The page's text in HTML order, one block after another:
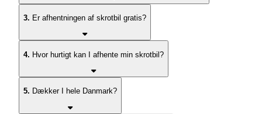
3. Er afhentningen af skrotbil gratis?
4. Hvor hurtigt kan I afhente min skrotbil?
5. Dækker I hele Danmark?